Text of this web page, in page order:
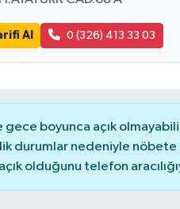
Al 0 (326) 413 33 03
gece boyunca açık
durumlar nedeniyle nöbete
olduğunu telefon